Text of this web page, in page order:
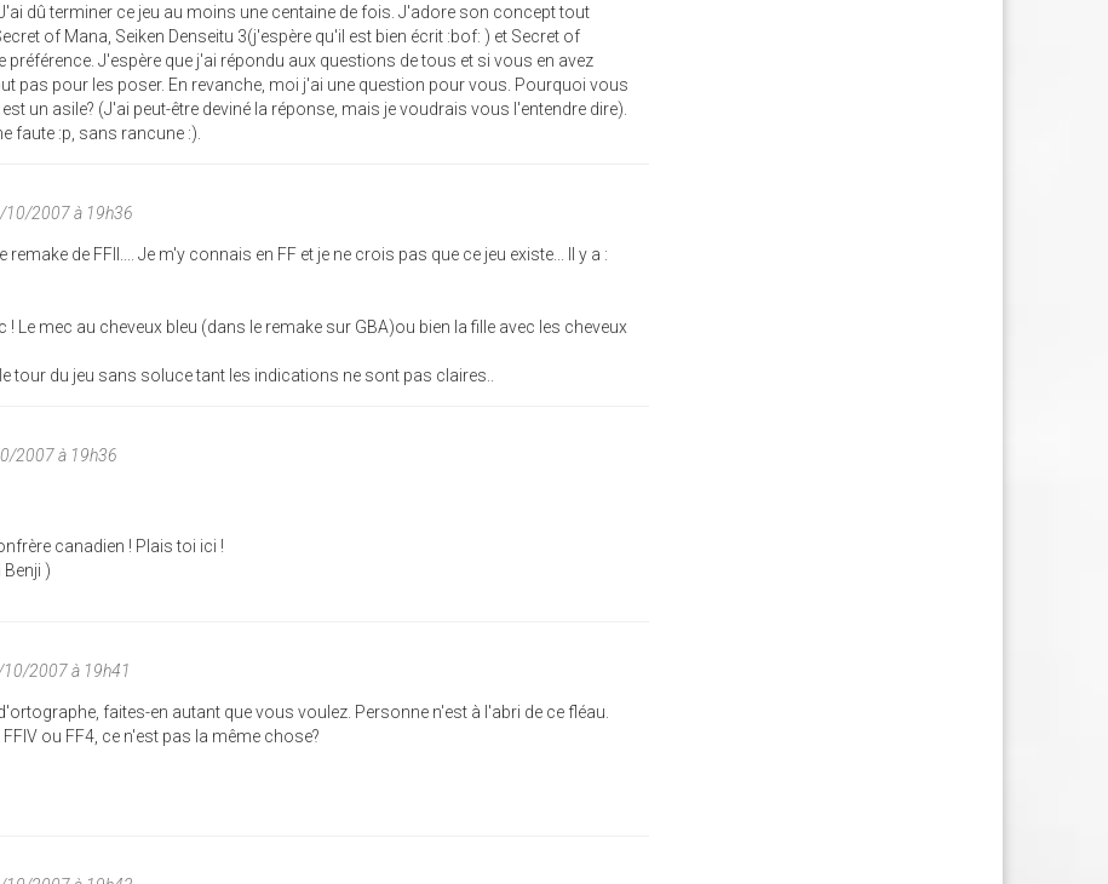
dû terminer ce jeu au moins une centaine de fois. J'adore son concept tout
of Mana, Seiken Denseitu 3(j'espère qu'il est bien écrit :bof: ) et Secret of
préférence. J'espère que j'ai répondu aux questions de tous et si vous en avez
pas pour les poser. En revanche, moi j'ai une question pour vous. Pourquoi vous
un asile? (J'ai peut-être deviné la réponse, mais je voudrais vous l'entendre dire).
faute :p, sans rancune :).
10/2007 à 19h36
remake de FFII.... Je m'y connais en FF et je ne crois pas que ce jeu existe... Il y a :
! Le mec au cheveux bleu (dans le remake sur GBA)ou bien la fille avec les cheveux
tour du jeu sans soluce tant les indications ne sont pas claires..
2007 à 19h36
canadien ! Plais toi ici !
)
10/2007 à 19h41
faites-en autant que vous voulez. Personne n'est à l'abri de ce fléau.
ou FF4, ce n'est pas la même chose?